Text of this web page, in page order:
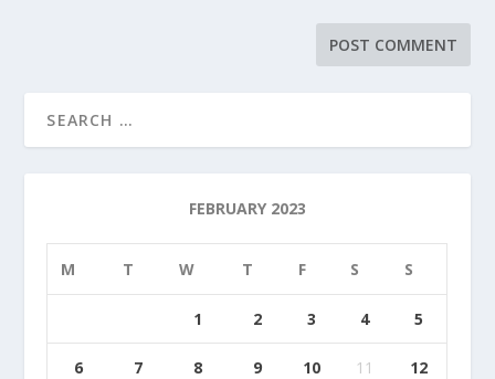
FEBRUARY 2023
M T W T F S S
1 2 3 4 5
6 7 8 9 10 11 12